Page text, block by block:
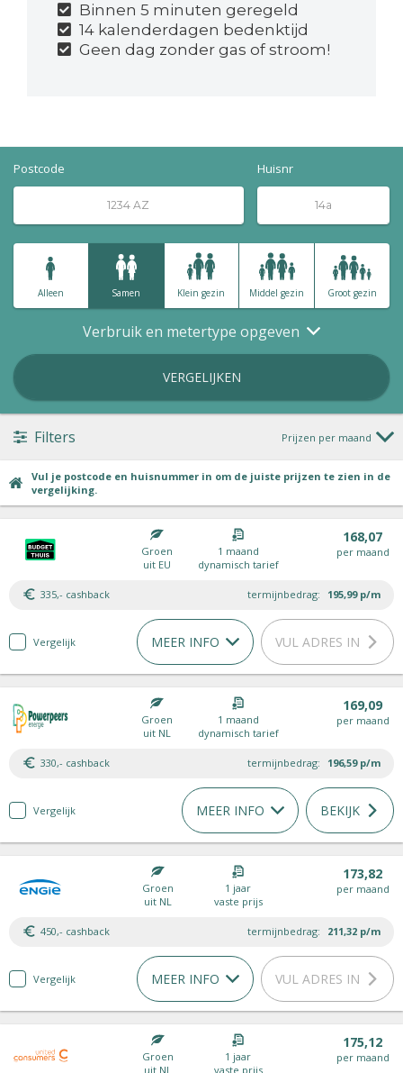
Binnen 5 minuten geregeld
14 kalenderdagen bedenktijd
Geen dag zonder gas of stroom!
Postcode Huisnr
Alleen Samen Klein gezin Middel gezin Groot gezin
Verbruik en metertype opgeven
VERGELIJKEN
Filters Prijzen per maand
Vul je postcode en huisnummer in om de juiste prijzen te zien in de
vergelijking.
Groen
uit EU
1 maand
dynamisch tarief
168,07
per maand
335,- cashback termijnbedrag: 195,99 p/m
Vergelijk MEER INFO VUL ADRES IN
Groen
uit NL
1 maand
dynamisch tarief
169,09
per maand
330,- cashback termijnbedrag: 196,59 p/m
Vergelijk MEER INFO BEKIJK
Groen
uit NL
1 jaar
vaste prijs
173,82
per maand
450,- cashback termijnbedrag: 211,32 p/m
Vergelijk MEER INFO VUL ADRES IN
Groen
uit NL
1 jaar
vaste prijs
175,12
per maand